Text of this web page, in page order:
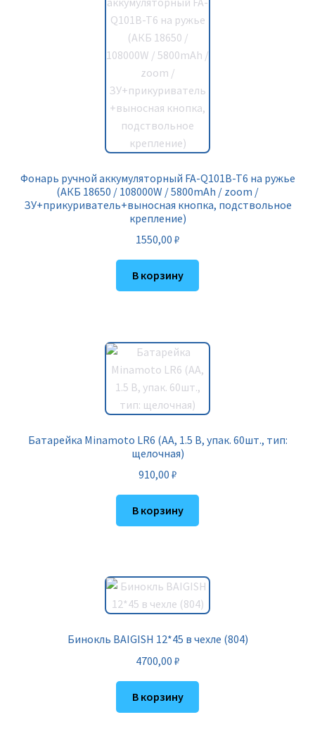
Фонарь ручной аккумуляторный FA-Q101B-T6 на ружье
(АКБ 18650 / 108000W / 5800mAh / zoom /
ЗУ+прикуриватель+выносная кнопка, подствольное
крепление)
1550,00 ₽
В корзину
Батарейка Minamoto LR6 (AА, 1.5 В, упак. 60шт., тип:
щелочная)
910,00 ₽
В корзину
Бинокль BAIGISH 12*45 в чехле (804)
4700,00 ₽
В корзину